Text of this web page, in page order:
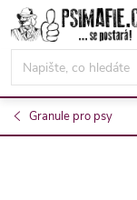
Přejít
na
obsah
Granule pro psy